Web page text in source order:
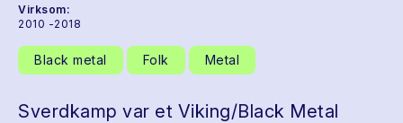
Virksom:
2010 -2018
Black metal Folk Metal
Sverdkamp var et Viking/Black Metal